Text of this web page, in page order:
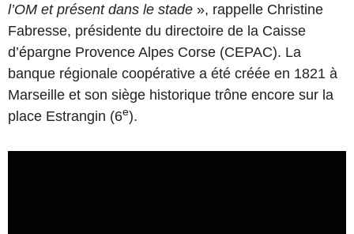
l’OM et présent dans le stade », rappelle Christine
Fabresse, présidente du directoire de la Caisse
d’épargne Provence Alpes Corse (CEPAC). La
banque régionale coopérative a été créée en 1821 à
Marseille et son siège historique trône encore sur la
place Estrangin (6e).